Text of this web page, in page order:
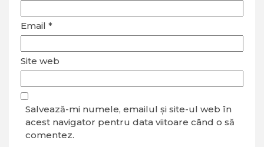
Email *
Site web
Salvează-mi numele, emailul și site-ul web în
acest navigator pentru data viitoare când o să
comentez.